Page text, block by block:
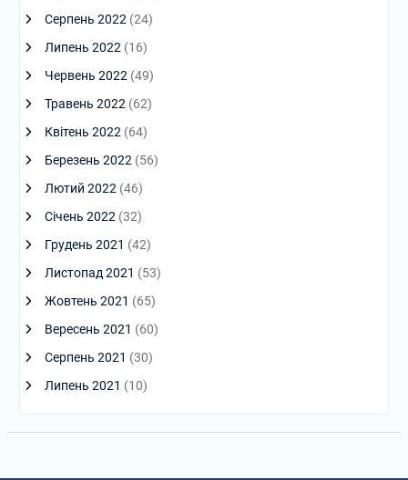
Серпень 2022(24)
Липень 2022(16)
Червень 2022(49)
Травень 2022(62)
Квітень 2022(64)
Березень 2022(56)
Лютий 2022(46)
Січень 2022(32)
Грудень 2021 (42)
Листопад 2021 (53)
Жовтень 2021 (65)
Вересень 2021 (60)
Серпень 2021 (30)
Липень 2021 (10)